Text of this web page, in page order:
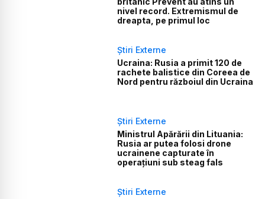
nivel record. Extremismul de
dreapta, pe primul loc
Știri Externe
Ucraina: Rusia a primit 120 de
rachete balistice din Coreea de
Nord pentru războiul din Ucraina
Știri Externe
Ministrul Apărării din Lituania:
Rusia ar putea folosi drone
ucrainene capturate în
operațiuni sub steag fals
Știri Externe